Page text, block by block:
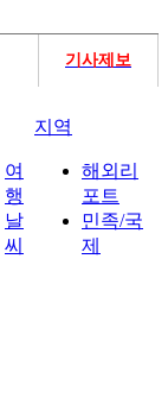
기사제보
여
행
날
씨
지역
해외리
포트
민족/국
제